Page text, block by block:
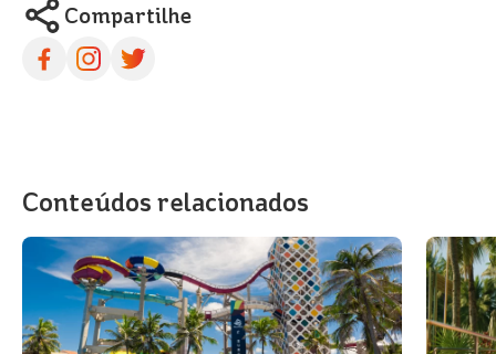
Compartilhe
Conteúdos relacionados